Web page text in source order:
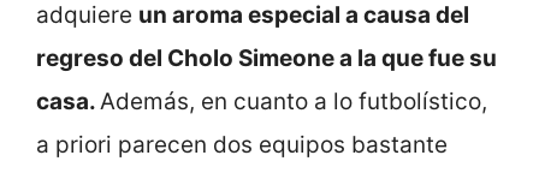
adquiere un aroma especial a causa del
regreso del Cholo Simeone a la que fue su
casa.Además, en cuanto a lo futbolístico,
a priori parecen dos equipos bastante